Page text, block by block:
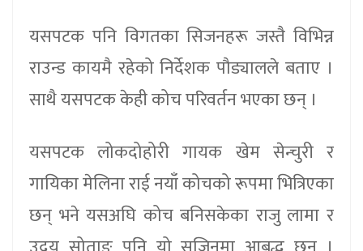
यसपटक पनि विगतका सिजनहरू जस्तै विभिन्न
राउन्ड कायमै रहेको निर्देशक पौड्यालले बताए ।
साथै यसपटक केही कोच परिवर्तन भएका छन् ।
यसपटक लोकदोहोरी गायक खेम सेन्चुरी र
गायिका मेलिना राई नयाँ कोचको रूपमा भित्रिएका
छन् भने यसअघि कोच बनिसकेका राजु लामा र